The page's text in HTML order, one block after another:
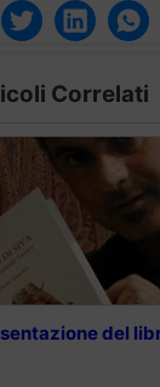
Correlati
del